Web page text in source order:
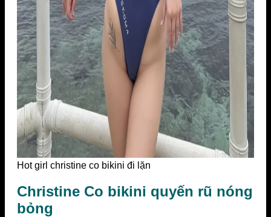
Hot girl christine co bikini đi lặn
Christine Co bikini quyến rũ nóng
bỏng